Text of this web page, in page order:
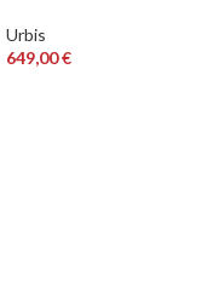
Urbis
649,00€